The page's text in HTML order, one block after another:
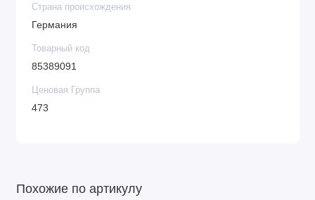
Страна происхождения
Германия
Товарный код
85389091
Ценовая Группа
473
Похожие по артикулу